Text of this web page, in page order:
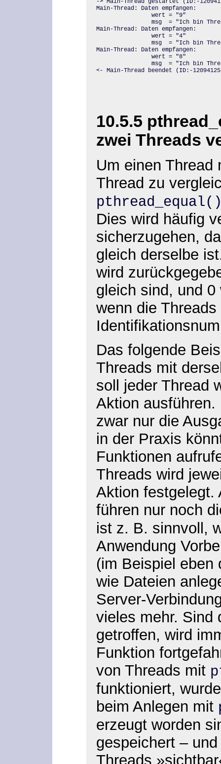
Main-Thread: Daten empfangen:
wert = "9"
msg  = "Ich bin Thread
Main-Thread: Daten empfangen:
wert = "4"
msg  = "Ich bin Thread
Main-Thread: Daten empfangen:
wert = "8"
msg  = "Ich bin Thread
<- Main-Thread beendet (ID:-
10.5.5
zwei Threads
Um einen Thread
Thread zu
Dies wird häufig
sicherzugehen,
gleich derselbe
wird
gleich sind, und
wenn die
Das folgende
Threads mit
soll jeder Thread
Aktion
zwar nur die
in der Praxis
Funktionen
Threads wird
Aktion festgelegt.
führen nur noch
ist z. B. sinnvoll,
Anwendung
(im Beispiel eben
wie Dateien
Server-
vieles mehr. Sind
getroffen, wird
Funktion
von Threads mit
funktioniert,
beim Anlegen mit
erzeugt worden
gespeichert –
Threads